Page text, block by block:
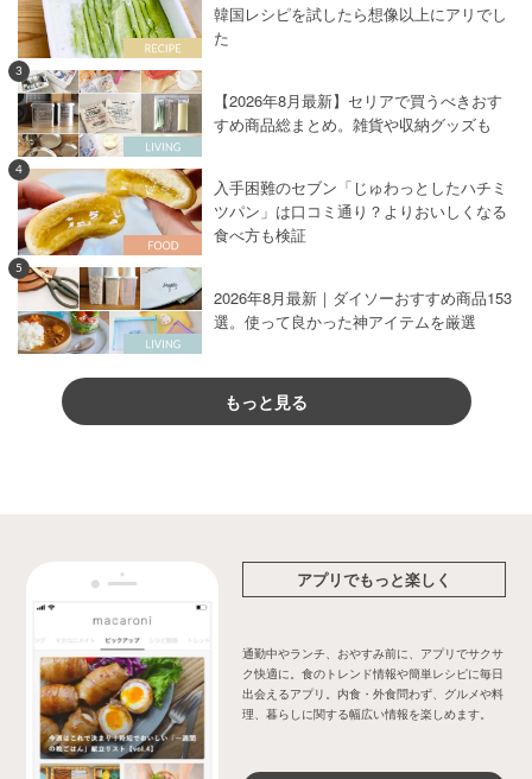
韓国レシピを試したら想像以上にアリでし
た
3
【2026年8月最新】セリアで買うべきおす
すめ商品総まとめ。雑貨や収納グッズも
4
入手困難のセブン「じゅわっとしたハチミ
ツパン」は口コミ通り？よりおいしくなる
食べ方も検証
5
2026年8月最新｜ダイソーおすすめ商品153
選。使って良かった神アイテムを厳選
もっと見る
アプリでもっと楽しく
通勤中やランチ、おやすみ前に、アプリでサクサ
ク快適に。食のトレンド情報や簡単レシピに毎日
出会えるアプリ。内食・外食問わず、グルメや料
理、暮らしに関する幅広い情報を楽しめます。